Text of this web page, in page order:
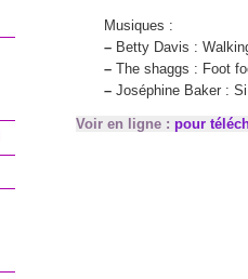
Musiques :
– Betty Davis :
– The shaggs : Foot
– Joséphine Baker :
Voir en ligne : pour